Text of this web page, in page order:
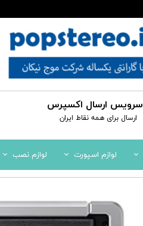
سرویس ارسال اکسپرس
​​ارسال برای همه نقاط ایران
لوازم اسپورت لوازم نصب